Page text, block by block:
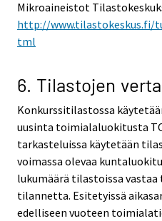
Mikroaineistot
http://www.tilastokeskus.fi/
tml
6. Tilastojen
Konkurssitilastossa
uusinta toimialaluokitusta
tarkasteluissa käytetään
voimassa olevaa
lukumäärä tilastoissa
tilannetta. Esitetyissä
edelliseen vuoteen